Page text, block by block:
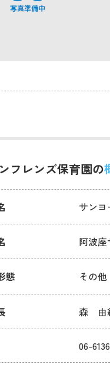
フレンズ保育園の
サン
阿波
態 その他
森 由
06-